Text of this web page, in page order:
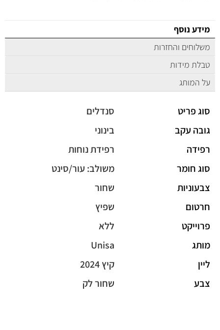
מידע נוסף
משלוחים והחזרות
טבלת מידות
על המותג
סוג פריט
סנדלים
גובה עקב
בינוני
רפידה
רפידת נוחות
סוג חומר
משולב: עור/סינט
צבעוניות
שחור
חרטום
שפיץ
פרוייקט
ללא
מותג
Unisa
ליין
קיץ 2024
צבע
שחור לק